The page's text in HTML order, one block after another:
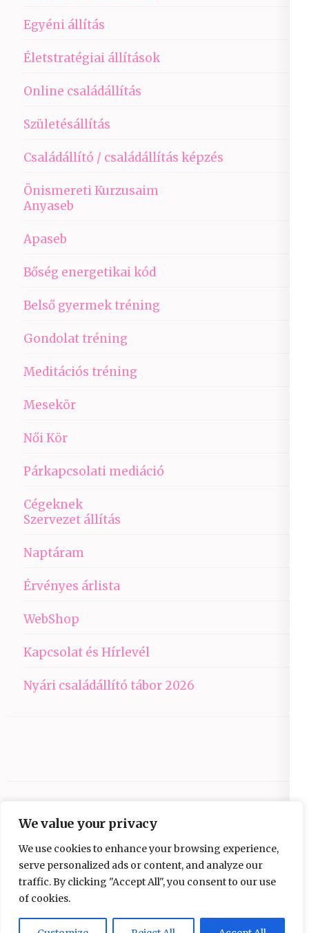
We value your privacy
We use cookies to enhance your browsing experience,
serve personalized ads or content, and analyze our
traffic. By clicking "Accept All", you consent to our use
of cookies.
Egyéni állítás
Életstratégiai állítások
Online családállítás
Születésállítás
Családállító / családállítás képzés
Önismereti Kurzusaim
Anyaseb
Apaseb
Bőség energetikai kód
Belső gyermek tréning
Gondolat tréning
Meditációs tréning
Mesekör
Női Kör
Párkapcsolati mediáció
Cégeknek
Szervezet állítás
Naptáram
Érvényes árlista
WebShop
Kapcsolat és Hírlevél
Nyári családállító tábor 2026
Copyright © 2026Ezüst-Híd.
Elegant Pink
Developed By